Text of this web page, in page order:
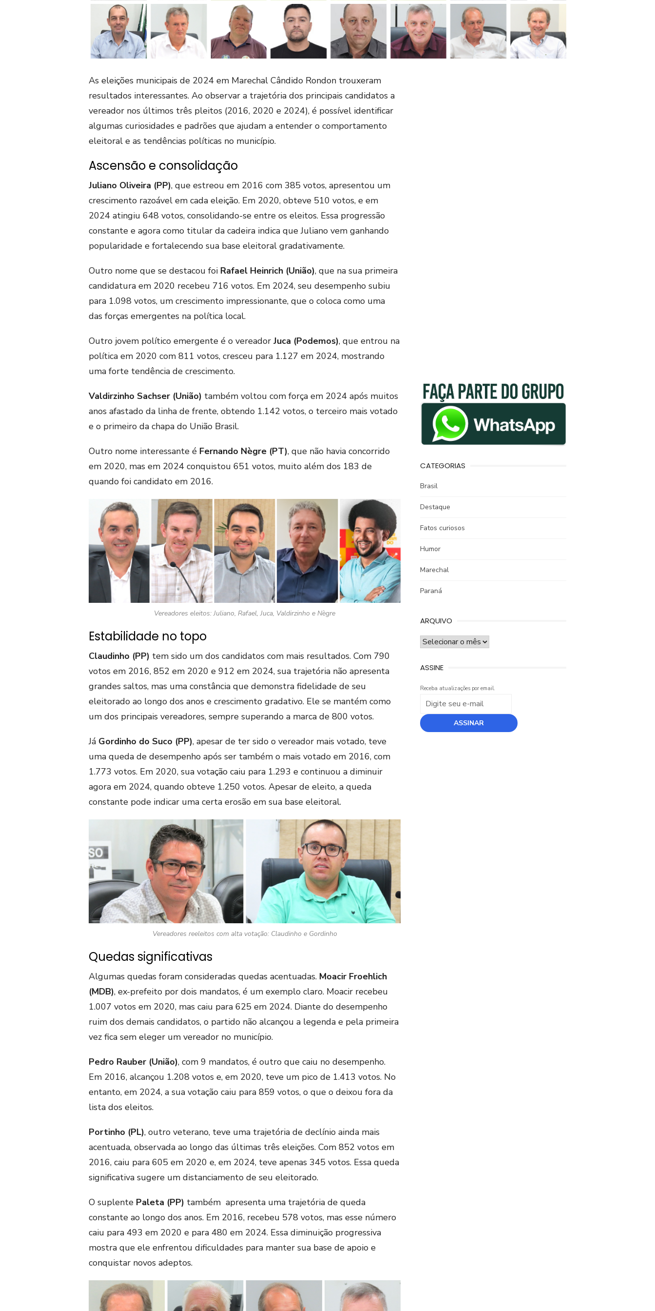
As eleições municipais de 2024 em Marechal Cândido Rondon trouxeram
resultados interessantes. Ao observar a trajetória dos principais candidatos a
vereador nos últimos três pleitos (2016, 2020 e 2024), é possível identificar
algumas curiosidades e padrões que ajudam a entender o comportamento
eleitoral e as tendências políticas no município.
Ascensão e consolidação
Juliano Oliveira (PP), que estreou em 2016 com 385 votos, apresentou um
crescimento razoável em cada eleição. Em 2020, obteve 510 votos, e em
2024 atingiu 648 votos, consolidando-se entre os eleitos. Essa progressão
constante e agora como titular da cadeira indica que Juliano vem ganhando
popularidade e fortalecendo sua base eleitoral gradativamente.
Outro nome que se destacou foi Rafael Heinrich (União), que na sua primeira
candidatura em 2020 recebeu 716 votos. Em 2024, seu desempenho subiu
para 1.098 votos, um crescimento impressionante, que o coloca como uma
das forças emergentes na política local.
Outro jovem político emergente é o vereador Juca (Podemos), que entrou na
política em 2020 com 811 votos, cresceu para 1.127 em 2024, mostrando
uma forte tendência de crescimento.
Valdirzinho Sachser (União) também voltou com força em 2024 após muitos
anos afastado da linha de frente, obtendo 1.142 votos, o terceiro mais votado
e o primeiro da chapa do União Brasil.
Outro nome interessante é Fernando Nègre (PT), que não havia concorrido
em 2020, mas em 2024 conquistou 651 votos, muito além dos 183 de
quando foi candidato em 2016.
Vereadores eleitos: Juliano, Rafael, Juca, Valdirzinho e Nègre
Estabilidade no topo
Claudinho (PP) tem sido um dos candidatos com mais resultados. Com 790
votos em 2016, 852 em 2020 e 912 em 2024, sua trajetória não apresenta
grandes saltos, mas uma constância que demonstra fidelidade de seu
eleitorado ao longo dos anos e crescimento gradativo. Ele se mantém como
um dos principais vereadores, sempre superando a marca de 800 votos.
Já Gordinho do Suco (PP), apesar de ter sido o vereador mais votado, teve
uma queda de desempenho após ser também o mais votado em 2016, com
1.773 votos. Em 2020, sua votação caiu para 1.293 e continuou a diminuir
agora em 2024, quando obteve 1.250 votos. Apesar de eleito, a queda
constante pode indicar uma certa erosão em sua base eleitoral.
Vereadores reeleitos com alta votação: Claudinho e Gordinho
Quedas significativas
Algumas quedas foram consideradas quedas acentuadas. Moacir Froehlich
(MDB), ex-prefeito por dois mandatos, é um exemplo claro. Moacir recebeu
1.007 votos em 2020, mas caiu para 625 em 2024. Diante do desempenho
ruim dos demais candidatos, o partido não alcançou a legenda e pela primeira
vez fica sem eleger um vereador no município.
Pedro Rauber (União), com 9 mandatos, é outro que caiu no desempenho.
Em 2016, alcançou 1.208 votos e, em 2020, teve um pico de 1.413 votos. No
entanto, em 2024, a sua votação caiu para 859 votos, o que o deixou fora da
lista dos eleitos.
Portinho (PL), outro veterano, teve uma trajetória de declínio ainda mais
acentuada, observada ao longo das últimas três eleições. Com 852 votos em
2016, caiu para 605 em 2020 e, em 2024, teve apenas 345 votos. Essa queda
significativa sugere um distanciamento de seu eleitorado.
O suplente Paleta (PP) também apresenta uma trajetória de queda
constante ao longo dos anos. Em 2016, recebeu 578 votos, mas esse número
caiu para 493 em 2020 e para 480 em 2024. Essa diminuição progressiva
mostra que ele enfrentou dificuldades para manter sua base de apoio e
conquistar novos adeptos.
CATEGORIAS
Brasil
Destaque
Fatos curiosos
Humor
Marechal
Paraná
ARQUIVO
ARQUIVO
ASSINE
Receba atualizações por email.